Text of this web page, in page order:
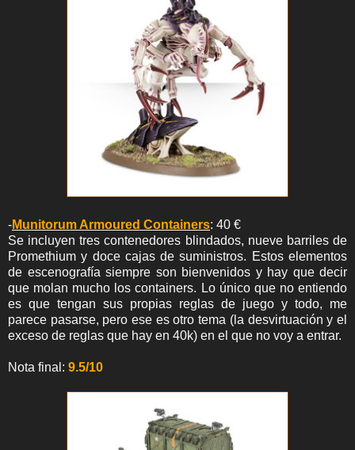
-Munitorum Armoured Containers: 40 €
Se incluyen tres contenedores blindados, nueve barriles de
Promethium y doce cajas de suministros. Estos elementos
de escenografía siempre son bienvenidos y hay que decir
que molan mucho los containers. Lo único que no entiendo
es que tengan sus propias reglas de juego y todo, me
parece pasarse, pero ese es otro tema (la desvirtuación y el
exceso de reglas que hay en 40k) en el que no voy a entrar.
Nota final: 9.5/10